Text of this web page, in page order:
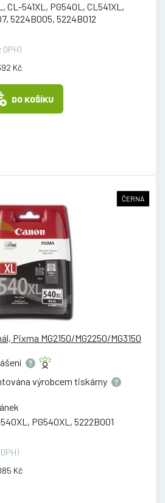
CL-541XL, PG540L, CL541XL,
5224B005, 5224B012
DPH)
Kč
DO KOŠÍKU
ČERNÁ
Pixma MG2150/MG2250/MG3150
výrobcem tiskárny
PG540XL, 5222B001
Kč